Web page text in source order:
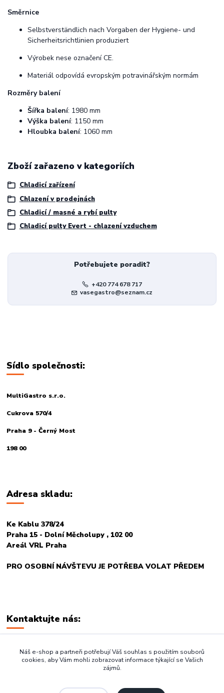
Směrnice
Selbstverständlich nach Vorgaben der Hygiene- und
Sicherheitsrichtlinien produziert
Výrobek nese označení CE.
Materiál odpovídá evropským potravinářským normám
Rozměry balení
Šířka balení: 1980 mm
Výška balení: 1150 mm
Hloubka balení: 1060 mm
Zboží zařazeno v kategoriích
Chladicí zařízení
Chlazení v prodejnách
Chladicí / masné a rybí pulty
Chladicí pulty Evert - chlazení vzduchem
Potřebujete poradit?
+420 774 678 717
vasegastro@seznam.cz
Sídlo společnosti:
MultiGastro s.r.o.
Cukrova 570/4
Praha 9 - Černý Most
198 00
Adresa skladu:
Ke Kablu 378/24
Praha 15 - Dolní Měcholupy , 102 00
Areál VRL Praha
PRO OSOBNÍ NÁVŠTEVU JE POTŘEBA VOLAT PŘEDEM
Kontaktujte nás:
+420 774 678 717
Náš e-shop a partneři potřebují Váš souhlas s použitím souborů
cookies, aby Vám mohli zobrazovat informace týkající se Vašich
zájmů.